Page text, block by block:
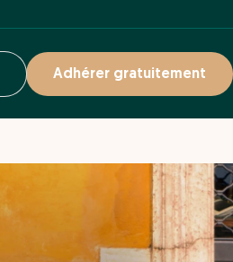
Adhérer gratuitement